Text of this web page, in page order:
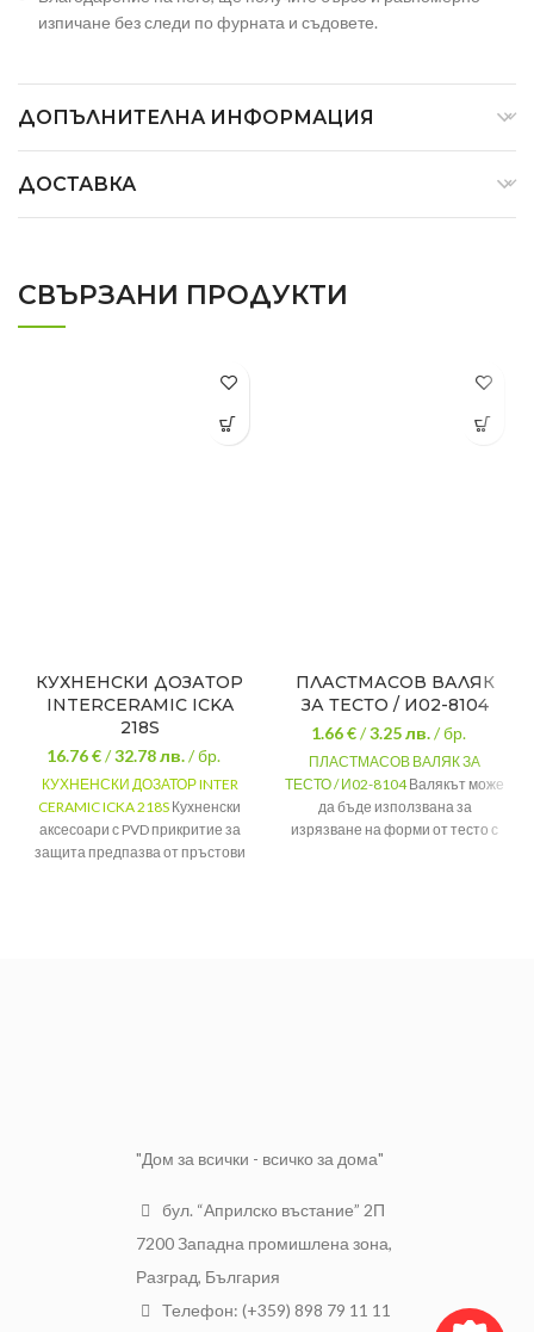
изпичане без следи по фурната и съдовете.
ДОПЪЛНИТЕЛНА ИНФОРМАЦИЯ
ДОСТАВКА
СВЪРЗАНИ ПРОДУКТИ
КУХНЕНСКИ ДОЗАТОР
INTERCERAMIC ICKA
218S
16.76 €/32.78лв./ бр.
КУХНЕНСКИ ДОЗАТОР INTER
CERAMIC ICKA 218S Кухненски
аксесоари с PVD прикритие за
защита предпазва от пръстови
ПЛАСТМАСОВ ВАЛЯК
ЗА ТЕСТО / И02-8104
1.66 €/3.25лв./ бр.
ПЛАСТМАСОВ ВАЛЯК ЗА
ТЕСТО / И02-8104Валякът може
да бъде използвана за
изрязване на форми от тесто с
"Дом за всички - всичко за дома"
бул. “Априлско въстание” 2П
7200 Западна промишлена зона,
Разград, България
Телефон: (+359) 898 79 11 11